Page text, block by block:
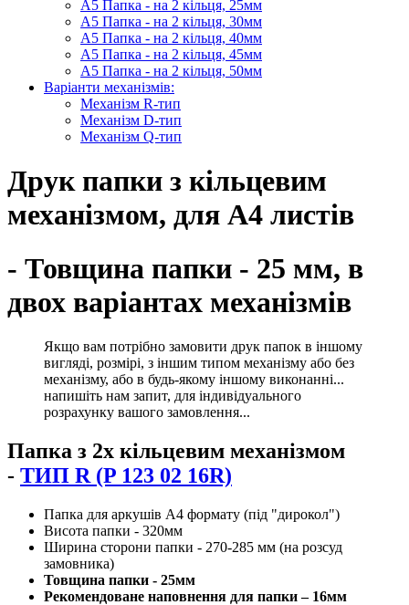
А5 Папка - на 2 кільця, 25мм
А5 Папка - на 2 кільця, 30мм
А5 Папка - на 2 кільця, 40мм
А5 Папка - на 2 кільця, 45мм
А5 Папка - на 2 кільця, 50мм
Варіанти механізмів:
Механізм R-тип
Механізм D-тип
Механізм Q-тип
Друк папки з кільцевим
механізмом, для А4 листів
- Товщина папки - 25 мм, в
двох варіантах механізмів
Якщо вам потрібно замовити друк папок в іншому
вигляді, розмірі, з іншим типом механізму або без
механізму, або в будь-якому іншому виконанні...
напишіть нам запит, для індивідуального
розрахунку вашого замовлення...
Папка з 2х кільцевим механізмом
- ТИП R (P 123 02 16R)
Папка для аркушів А4 формату (під "дирокол")
Висота папки - 320мм
Ширина сторони папки - 270-285 мм (на розсуд
замовника)
Товщина папки - 25мм
Рекомендоване наповнення для папки – 16мм